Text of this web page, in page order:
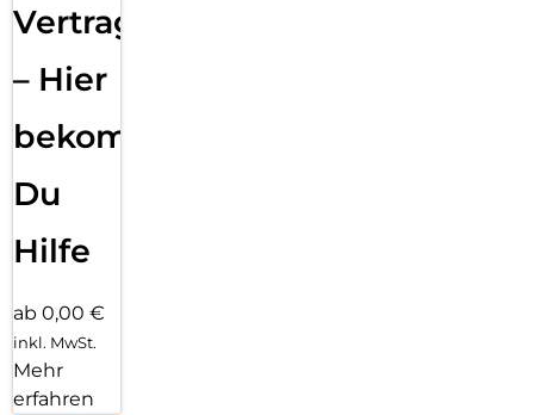
Vertragsabwicklung
– Hier
bekommst
Du
Hilfe
ab 0,00 €
inkl. MwSt.
Mehr
erfahren